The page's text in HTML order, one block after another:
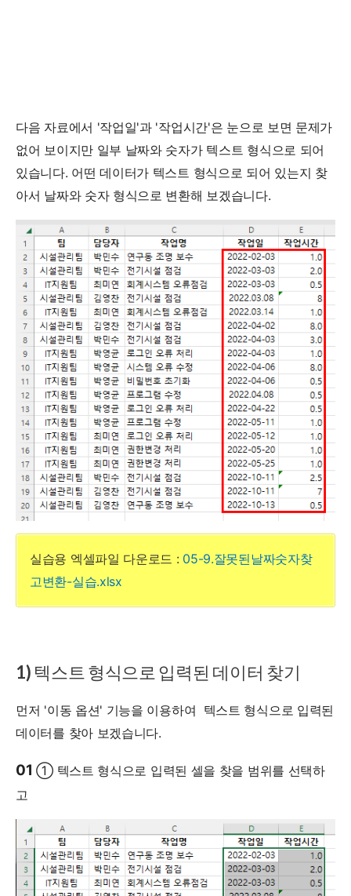
다음 자료에서 '작업일'과 '작업시간'은 눈으로 보면 문제가
없어 보이지만 일부 날짜와 숫자가 텍스트 형식으로 되어
있습니다. 어떤 데이터가 텍스트 형식으로 되어 있는지 찾
아서 날짜와 숫자 형식으로 변환해 보겠습니다.
실습용 엑셀파일 다운로드 : 05-9.잘못된날짜숫자찾
고변환-실습.xlsx
1) 텍스트 형식으로 입력된 데이터 찾기
먼저 '이동 옵션' 기능을 이용하여 텍스트 형식으로 입력된
데이터를 찾아 보겠습니다.
01 ① 텍스트 형식으로 입력된 셀을 찾을 범위를 선택하
고